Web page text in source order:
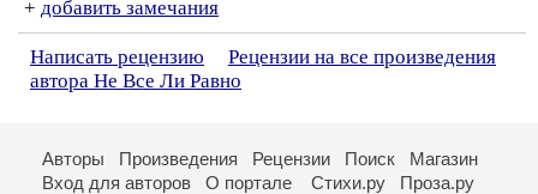
+ добавить замечания
Написать рецензию
Рецензии на все произведения
автора Не Все Ли Равно
Авторы Произведения Рецензии Поиск
Магазин
Вход для авторов
О портале Стихи.ру Проза.ру